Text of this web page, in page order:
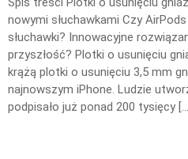
nowymi słuchawkami Czy
słuchawki? Innowacyjne
przyszłość? Plotki o usunięciu
krążą plotki o usunięciu 3,5 mm
najnowszym iPhone. Ludzie
podpisało już ponad 200 tysięcy